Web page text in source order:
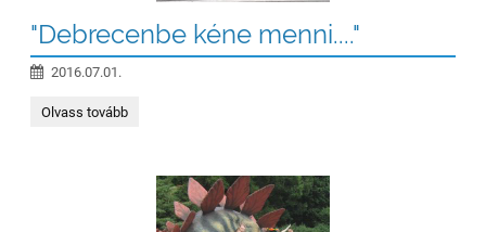
"Debrecenbe kéne menni...."
2016.07.01.
"Debrecenbe
Olvass tovább